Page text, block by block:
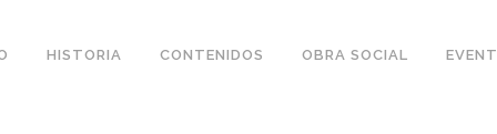
HISTORIA CONTENIDOS OBRA SOCIAL